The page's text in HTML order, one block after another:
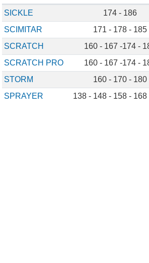
SICKLE 174 - 186
SCIMITAR
171 - 178 - 185
SCRATCH
160 - 167 -174 -
SCRATCH PRO
160 - 167 -174 -
STORM
160 - 170 - 180
SPRAYER
138 - 148 - 158 - 168